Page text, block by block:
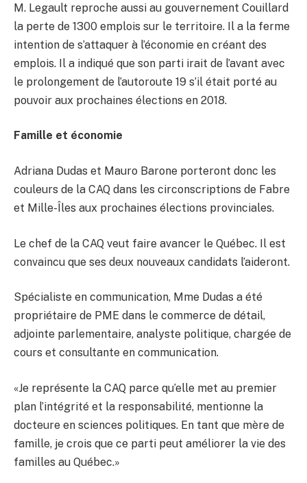
M. Legault reproche aussi au gouvernement Couillard
la perte de 1300 emplois sur le territoire. Il a la ferme
intention de s’attaquer à l’économie en créant des
emplois. Il a indiqué que son parti irait de l’avant avec
le prolongement de l’autoroute 19 s’il était porté au
pouvoir aux prochaines élections en 2018.
Famille et économie
Adriana Dudas et Mauro Barone porteront donc les
couleurs de la CAQ dans les circonscriptions de Fabre
et Mille-Îles aux prochaines élections provinciales.
Le chef de la CAQ veut faire avancer le Québec. Il est
convaincu que ses deux nouveaux candidats l’aideront.
Spécialiste en communication, Mme Dudas a été
propriétaire de PME dans le commerce de détail,
adjointe parlementaire, analyste politique, chargée de
cours et consultante en communication.
«Je représente la CAQ parce qu’elle met au premier
plan l’intégrité et la responsabilité, mentionne la
docteure en sciences politiques. En tant que mère de
famille, je crois que ce parti peut améliorer la vie des
familles au Québec.»